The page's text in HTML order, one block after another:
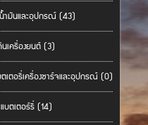
ำมันและอุปกรณ์ (43)
เครื่องยนต์ (3)
เตอรี่เครื่องชาร์จและอุปกรณ์ (0)
บตเตอร์รี่ (14)